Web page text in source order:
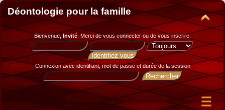
Déontologie pour la famille
Bienvenue, Invité. Merci devous connecter ou de vous inscrire.
Connexion avec identifiant, mot de passe et durée de la session